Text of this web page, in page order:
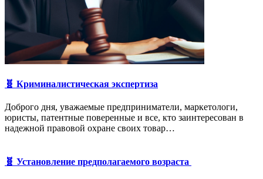
🧬 Криминалистическая экспертиза
Доброго дня, уважаемые предприниматели, маркетологи,
юристы, патентные поверенные и все, кто заинтересован в
надежной правовой охране своих товар…
🧬 Установление предполагаемого возраста